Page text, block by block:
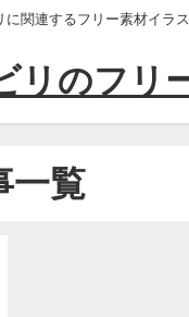
関連するフリー素材イラ
リのフリ
一覧